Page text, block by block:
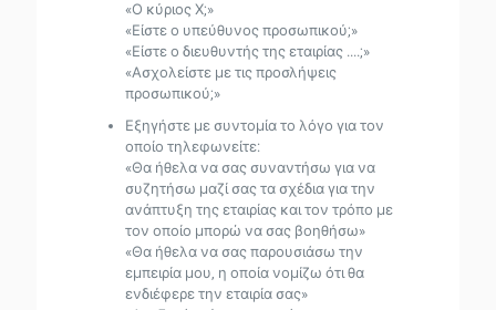
«Ο κύριος Χ;»
«Είστε ο υπεύθυνος προσωπικού;»
«Είστε ο διευθυντής της εταιρίας ....;»
«Ασχολείστε με τις προσλήψεις
προσωπικού;»
Εξηγήστε με συντομία το λόγο για τον
οποίο τηλεφωνείτε:
«Θα ήθελα να σας συναντήσω για να
συζητήσω μαζί σας τα σχέδια για την
ανάπτυξη της εταιρίας και τον τρόπο με
τον οποίο μπορώ να σας βοηθήσω»
«Θα ήθελα να σας παρουσιάσω την
εμπειρία μου, η οποία νομίζω ότι θα
ενδιέφερε την εταιρία σας»